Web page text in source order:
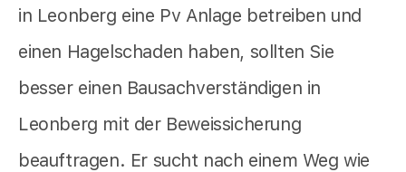
in Leonberg eine Pv Anlage betreiben und
einen Hagelschaden haben, sollten Sie
besser einen Bausachverständigen in
Leonberg mit der Beweissicherung
beauftragen. Er sucht nach einem Weg wie